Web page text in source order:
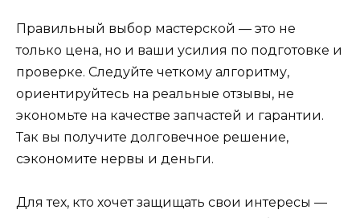
Правильный выбор мастерской — это не
только цена, но и ваши усилия по подготовке и
проверке. Следуйте четкому алгоритму,
ориентируйтесь на реальные отзывы, не
экономьте на качестве запчастей и гарантии.
Так вы получите долговечное решение,
сэкономите нервы и деньги.
Для тех, кто хочет защищать свои интересы —